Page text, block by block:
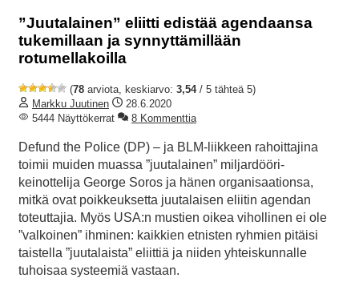
”Juutalainen” eliitti edistää agendaansa
tukemillaan ja synnyttämillään
rotumellakoilla
(78 arviota, keskiarvo: 3,54/ 5 tähteä 5)
Markku Juutinen
28.6.2020
5444 Näyttökerrat
8 Kommenttia
Defund the Police (DP) – ja BLM-liikkeen rahoittajina
toimii muiden muassa ”juutalainen” miljardööri-
keinottelija George Soros ja hänen organisaationsa,
mitkä ovat poikkeuksetta juutalaisen eliitin agendan
toteuttajia. Myös USA:n mustien oikea vihollinen ei ole
”valkoinen” ihminen: kaikkien etnisten ryhmien pitäisi
taistella ”juutalaista” eliittiä ja niiden yhteiskunnalle
tuhoisaa systeemiä vastaan.